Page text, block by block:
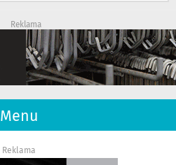
Reklama
Menu
Reklama